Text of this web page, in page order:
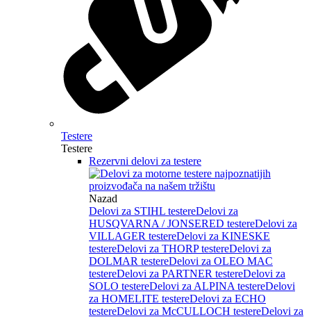
Testere
Testere
Rezervni delovi za testere
Nazad
Delovi za STIHL testereDelovi za
HUSQVARNA / JONSERED testereDelovi za
VILLAGER testereDelovi za KINESKE
testereDelovi za THORP testereDelovi za
DOLMAR testereDelovi za OLEO MAC
testereDelovi za PARTNER testereDelovi za
SOLO testereDelovi za ALPINA testereDelovi
za HOMELITE testereDelovi za ECHO
testereDelovi za McCULLOCH testereDelovi za